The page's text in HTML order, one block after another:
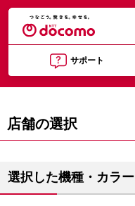
サポート
店舗の選択
選択した機種・カラー